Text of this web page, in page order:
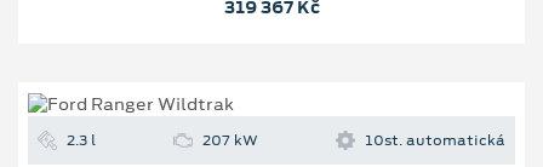
319 367 Kč
2.3 l 207 kW 10st. automatická